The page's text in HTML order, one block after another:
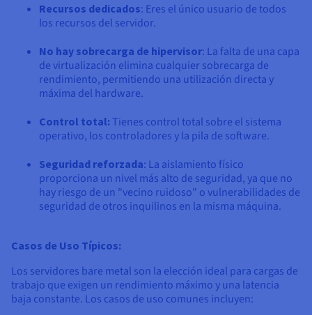
Recursos dedicados: Eres el único usuario de todos
los recursos del servidor.
No hay sobrecarga de hipervisor: La falta de una capa
de virtualización elimina cualquier sobrecarga de
rendimiento, permitiendo una utilización directa y
máxima del hardware.
Control total: Tienes control total sobre el sistema
operativo, los controladores y la pila de software.
Seguridad reforzada: La aislamiento físico
proporciona un nivel más alto de seguridad, ya que no
hay riesgo de un "vecino ruidoso" o vulnerabilidades de
seguridad de otros inquilinos en la misma máquina.
Casos de Uso Típicos:
Los servidores bare metal son la elección ideal para cargas de
trabajo que exigen un rendimiento máximo y una latencia
baja constante. Los casos de uso comunes incluyen: